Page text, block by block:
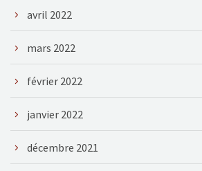
avril 2022
mars 2022
février 2022
janvier 2022
décembre 2021